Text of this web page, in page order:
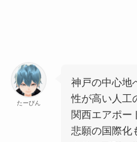
たーびん
神戸の中心地
性が高い人工
関西エアポー
悲願の国際化